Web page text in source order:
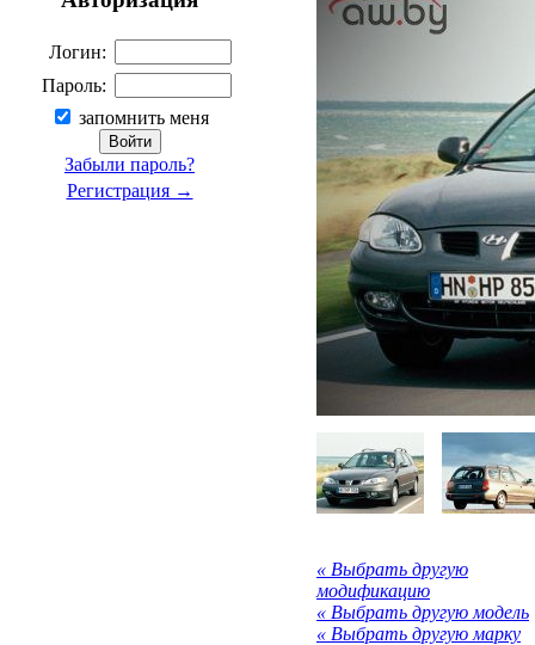
Логин:
Пароль:
запомнить меня
Забыли пароль?
Регистрация →
« Выбрать другую
модификацию
« Выбрать другую модель
« Выбрать другую марку